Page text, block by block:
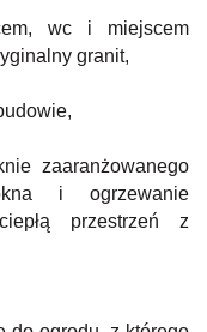
wc i miejscem
granit,
zaaranżowanego
i ogrzewanie
przestrzeń z